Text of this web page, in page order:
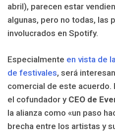
abril), parecen estar
algunas, pero no todas, las
involucrados en Spotify.
Especialmente en vista de
de festivales, será
comercial de este acuerdo.
el cofundador y CEO de
la alianza como «un paso
brecha entre los artistas y